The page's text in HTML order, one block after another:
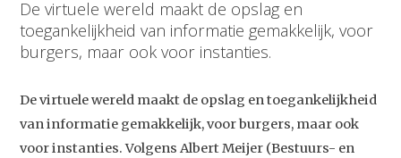
De virtuele wereld maakt de opslag en
toegankelijkheid van informatie gemakkelijk, voor
burgers, maar ook voor instanties.
De virtuele wereld maakt de opslag en toegankelijkheid
van informatie gemakkelijk, voor burgers, maar ook
voor instanties. Volgens Albert Meijer (Bestuurs- en